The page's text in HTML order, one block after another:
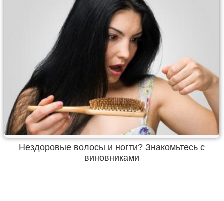
Нездоровые волосы и ногти? Знакомьтесь с
виновниками